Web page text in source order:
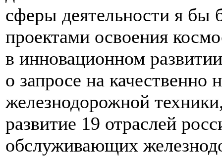
сферы деятельности я бы
проектами освоения
в инновационном
о запросе на качественно
железнодорожной
развитие 19 отраслей
обслуживающих